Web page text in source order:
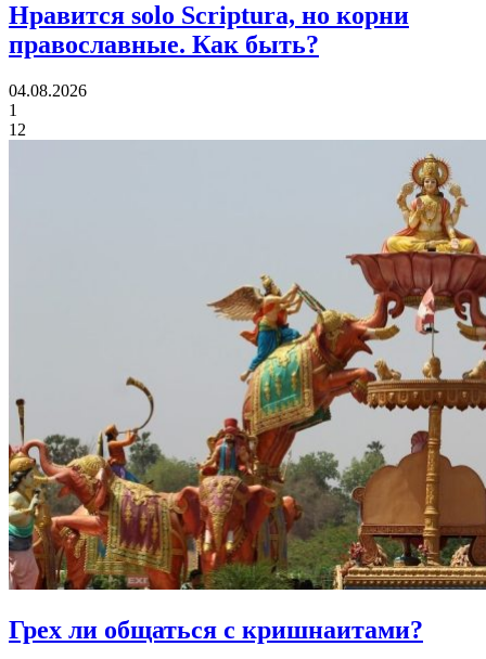
Нравится solo Scriptura, но корни
православные. Как быть?
04.08.2026
1
12
Грех ли общаться с кришнаитами?